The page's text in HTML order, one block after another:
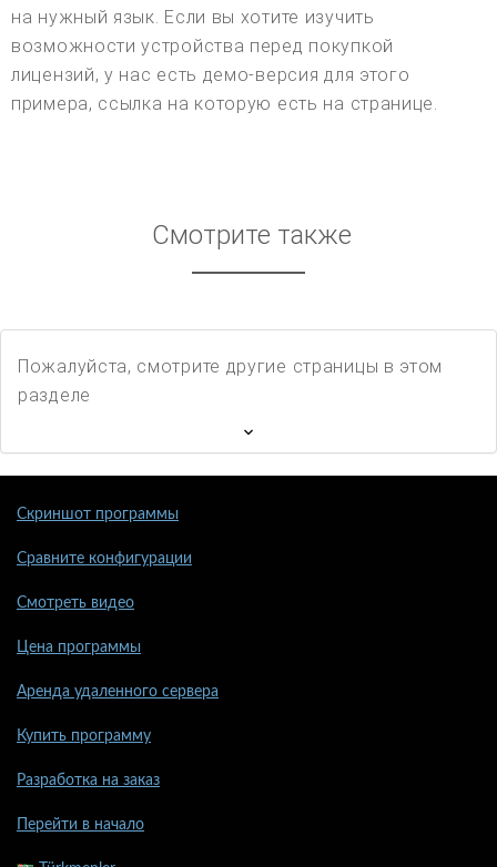
на нужный язык. Если вы хотите изучить
возможности устройства перед покупкой
лицензий, у нас есть демо-версия для этого
примера, ссылка на которую есть на странице.
Смотрите также
Пожалуйста, смотрите другие страницы в этом
разделе
Скриншот программы
Сравните конфигурации
Смотреть видео
Цена программы
Аренда удаленного сервера
Купить программу
Разработка на заказ
Перейти в начало